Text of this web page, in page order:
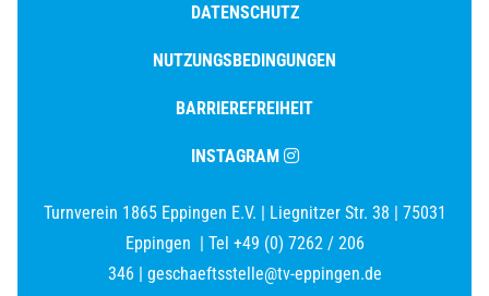
DATENSCHUTZ
NUTZUNGSBEDINGUNGEN
BARRIEREFREIHEIT
INSTAGRAM
Turnverein 1865 Eppingen E.V. | Liegnitzer Str. 38 | 75031
Eppingen | Tel +49 (0) 7262 / 206
346 | geschaeftsstelle@tv-eppingen.de